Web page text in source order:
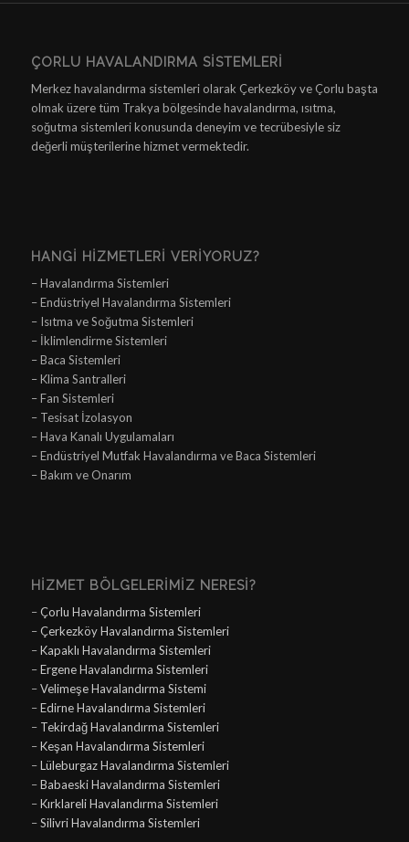
ÇORLU HAVALANDIRMA SISTEMLERI
Merkez havalandırma sistemleri olarak Çerkezköy ve Çorlu başta
olmak üzere tüm Trakya bölgesinde havalandırma, ısıtma,
soğutma sistemleri konusunda deneyim ve tecrübesiyle siz
değerli müşterilerine hizmet vermektedir.
HANGI HIZMETLERI VERIYORUZ?
– Havalandırma Sistemleri
– Endüstriyel Havalandırma Sistemleri
– Isıtma ve Soğutma Sistemleri
– İklimlendirme Sistemleri
– Baca Sistemleri
– Klima Santralleri
– Fan Sistemleri
– Tesisat İzolasyon
– Hava Kanalı Uygulamaları
– Endüstriyel Mutfak Havalandırma ve Baca Sistemleri
– Bakım ve Onarım
HIZMET BÖLGELERIMIZ NERESI?
–Çorlu Havalandırma Sistemleri
–Çerkezköy Havalandırma Sistemleri
–Kapaklı Havalandırma Sistemleri
–Ergene Havalandırma Sistemleri
–Velimeşe Havalandırma Sistemi
–Edirne Havalandırma Sistemleri
– Tekirdağ Havalandırma Sistemleri
–Keşan Havalandırma Sistemleri
–Lüleburgaz Havalandırma Sistemleri
–Babaeski Havalandırma Sistemleri
–Kırklareli Havalandırma Sistemleri
–Silivri Havalandırma Sistemleri